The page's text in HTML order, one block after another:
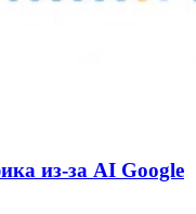
из-за AI Google